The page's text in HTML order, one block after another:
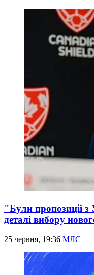
"Були пропозиції
деталі вибору
25 червня, 19:36 МЛС